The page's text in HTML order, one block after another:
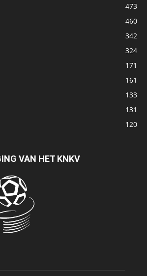
473
460
342
324
171
161
133
131
120
VAN HET KNKV